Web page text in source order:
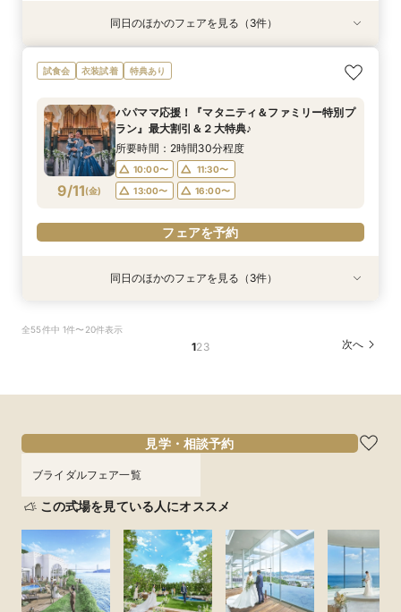
衣装試着 特典あり
9/10(木)
【ドレス重視オススメ◎】人気ドレス２５万円
OFF*来館特典×無料試食付
10:00〜
11:30〜
13:00〜
16:00〜
フェアを予約
特典あり
9/10(木)
【少人数婚応援】来館でヘアコスメ＆1万円ギフ
トGET！特典・試食フェア
10:00〜
11:30〜
13:00〜
16:00〜
フェアを予約
衣装試着 特典あり
9/10(木)
卒花オススメ◎英国伝統の大聖堂チャペル*最大
150万円割引×来館特典ギフト券１万円
10:00〜
11:30〜
13:00〜
16:00〜
フェアを予約
同日のほかのフェアを見る（3件）
試食会 衣装試着 特典あり
9/11(金)
パパママ応援！『マタニティ＆ファミリー特別プ
ラン』最大割引＆２大特典♪
所要時間：2時間30分程度
10:00〜
11:30〜
13:00〜
16:00〜
フェアを予約
衣装試着 特典あり
9/11
OFF*来館特典×無料試食付
フェアを予約
特典あり
9/11
トGET！特典・試食フェア
フェアを予約
衣装試着 特典あり
9/11
150万円割引×来館特典ギフト券１万円
フェアを予約
同日のほかのフェアを見る（3件）
全55件中 1件〜20件表示
123 次へ
見学・相談予約
ブライダルフェア一覧
この式場を見ている人にオススメ